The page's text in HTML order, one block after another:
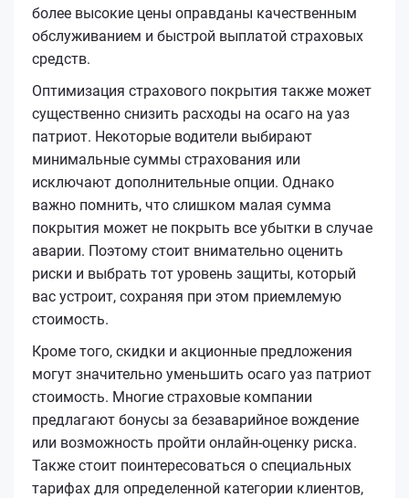
более высокие цены оправданы качественным
обслуживанием и быстрой выплатой страховых
средств.
Оптимизация страхового покрытия также может
существенно снизить расходы на осаго на уаз
патриот. Некоторые водители выбирают
минимальные суммы страхования или
исключают дополнительные опции. Однако
важно помнить, что слишком малая сумма
покрытия может не покрыть все убытки в случае
аварии. Поэтому стоит внимательно оценить
риски и выбрать тот уровень защиты, который
вас устроит, сохраняя при этом приемлемую
стоимость.
Кроме того, скидки и акционные предложения
могут значительно уменьшить осаго уаз патриот
стоимость. Многие страховые компании
предлагают бонусы за безаварийное вождение
или возможность пройти онлайн-оценку риска.
Также стоит поинтересоваться о специальных
тарифах для определенной категории клиентов,